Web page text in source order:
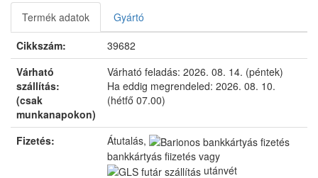
Termék adatok
Gyártó
Cikkszám:
39682
Várható
szállítás:
(csak
munkanapokon)
Várható feladás: 2026. 08. 14. (péntek)
Ha eddig megrendeled: 2026. 08. 10.
(hétfő 07.00)
Fizetés:
Átutalás,
bankkártyás fizetés vagy
utánvét